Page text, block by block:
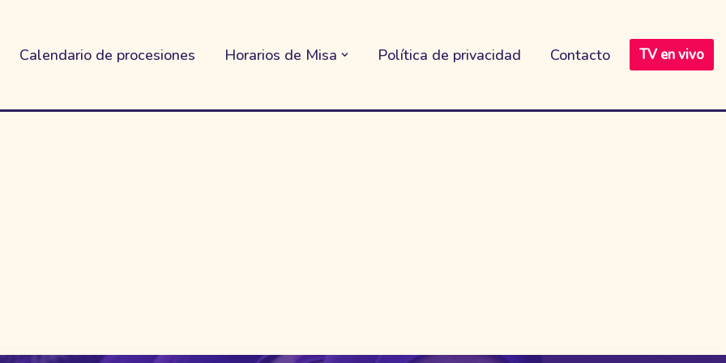
Calendario de procesiones Horarios de Misa Política de privacidad Contacto TV en vivo